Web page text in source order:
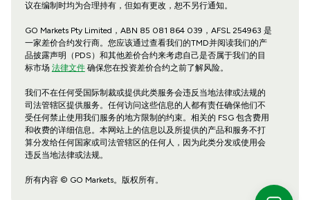
议在编制时均为合理持有，但如有更改，恕不另行通知。
GO Markets Pty Limited，ABN 85 081 864 039，AFSL 254963 是
一家差价合约发行商。您应该通过查看我们的TMD并阅读我们的产
品披露声明（PDS）和其他差价合约来考虑自己是否属于我们的目
标市场 法律文件确保您在投资差价合约之前了解风险。
我们不在任何受国际制裁或提供此类服务会违反当地法律或法规的
司法管辖区提供服务。任何访问这些信息的人都有责任确保他们不
受任何禁止使用我们服务的地方限制的约束。相关的 FSG 包含费用
和收费的详细信息。本网站上的信息以及所提供的产品和服务不打
算分发给任何国家或司法管辖区的任何人，因为此类分发或使用会
违反当地法律或法规。
所有内容 © GO Markets。版权所有。